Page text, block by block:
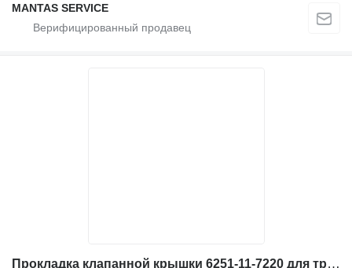
MANTAS SERVICE
Прокладка клапанной крышки 6251-11-7220 для траншеекопателя Komatsu